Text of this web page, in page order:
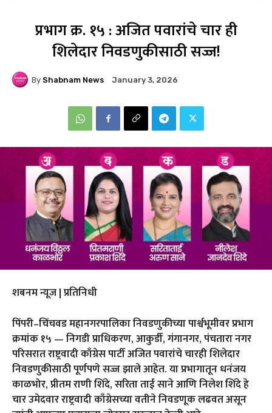
प्रभाग क्र. १५ : अजित पवारांचे चार ही
शिलेदार निवडणुकीसाठी सज्ज!
By Shabnam News January 3, 2026
शबनम न्यूज | प्रतिनिधी
पिंपरी–चिंचवड महानगरपालिका निवडणुकीच्या पार्श्वभूमीवर प्रभाग
क्रमांक १५ — निगडी प्राधिकरण, आकुर्डी, गंगानगर, पंचतारा नगर
परिसरात राष्ट्रवादी काँग्रेस पार्टी अजित पवारांचे चारही शिलेदार
निवडणुकीसाठी पूर्णपणे सज्ज झाले आहेत.या प्रभागातून धनंजय
काळभोर, प्रीतम राणी शिंदे, सरिता ताई साने आणि निलेश शिंदे हे
चार उमेदवार राष्ट्रवादी काँग्रेसच्या वतीने निवडणूक लढवत असून